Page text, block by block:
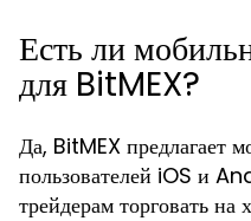
Есть ли
для BitMEX?
Да, BitMEX предлагает
пользователей iOS и
трейдерам торговать на